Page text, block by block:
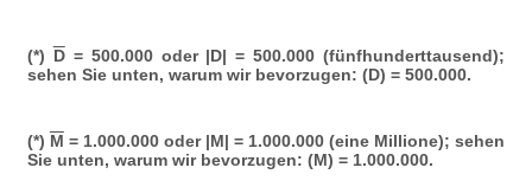
(*) D= 500.000 oder |D| = 500.000 (fünfhunderttausend);
sehen Sie unten, warum wir bevorzugen: (D) = 500.000.
(*) M = 1.000.000 oder |M| = 1.000.000 (eine Millione); sehen
Sie unten, warum wir bevorzugen: (M) = 1.000.000.